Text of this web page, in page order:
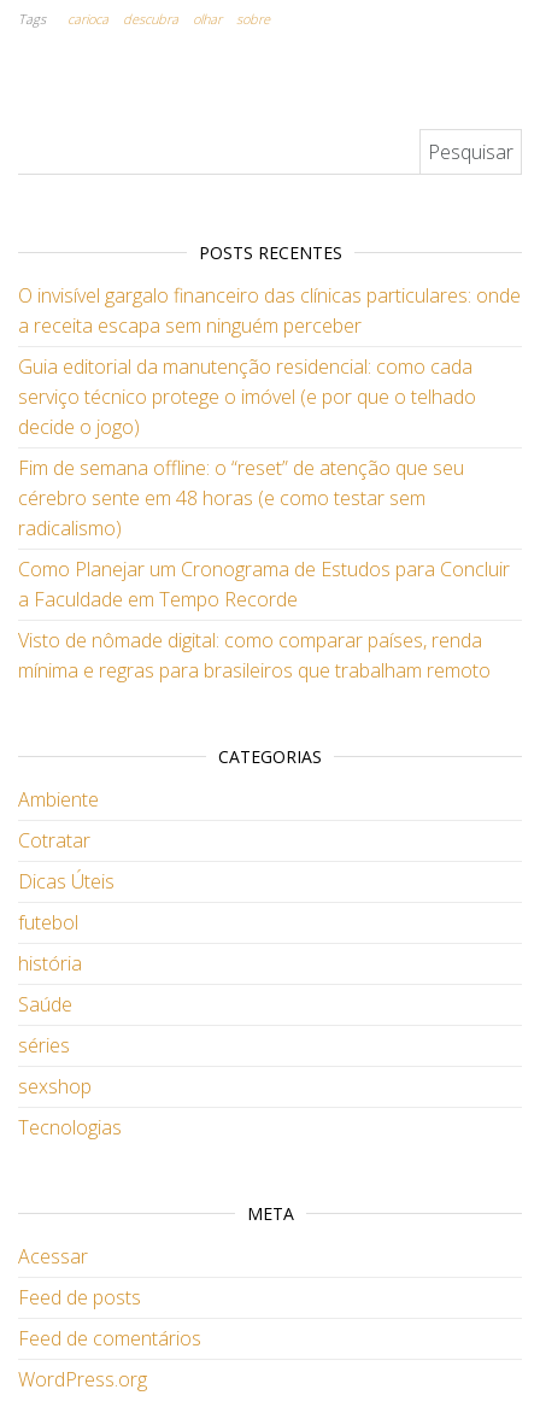
Tags carioca descubra olhar sobre
POSTS RECENTES
O invisível gargalo financeiro das clínicas particulares: onde
a receita escapa sem ninguém perceber
Guia editorial da manutenção residencial: como cada
serviço técnico protege o imóvel (e por que o telhado
decide o jogo)
Fim de semana offline: o “reset” de atenção que seu
cérebro sente em 48 horas (e como testar sem
radicalismo)
Como Planejar um Cronograma de Estudos para Concluir
a Faculdade em Tempo Recorde
Visto de nômade digital: como comparar países, renda
mínima e regras para brasileiros que trabalham remoto
CATEGORIAS
Ambiente
Cotratar
Dicas Úteis
futebol
história
Saúde
séries
sexshop
Tecnologias
META
Acessar
Feed de posts
Feed de comentários
WordPress.org